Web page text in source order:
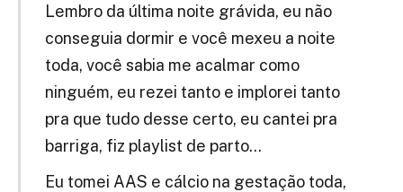
Lembro da última noite grávida, eu não
conseguia dormir e você mexeu a noite
toda, você sabia me acalmar como
ninguém, eu rezei tanto e implorei tanto
pra que tudo desse certo, eu cantei pra
barriga, fiz playlist de parto…
Eu tomei AAS e cálcio na gestação toda,